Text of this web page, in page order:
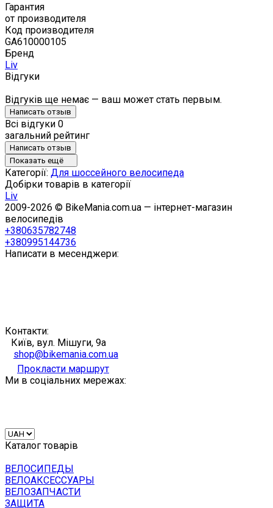
Гарантия
от производителя
Код производителя
GA610000105
Бренд
Liv
Відгуки
Відгуків ще немає — ваш может стать первым.
Написать отзыв
Всі відгуки 0
загальний рейтинг
Написать отзыв
Показать ещё
Категорії: Для шоссейного велосипеда
Добірки товарів в категорії
Liv
2009-2026 © BikeMania.com.ua — інтернет-магазин
велосипедів
+380635782748
+380995144736
Написати в месенджери:
Контакти:
Київ, вул. Мішуги, 9а
shop@bikemania.com.ua
Прокласти маршрут
Ми в соціальних мережах:
Каталог товарів
ВЕЛОСИПЕДЫ
ВЕЛОАКСЕССУАРЫ
ВЕЛОЗАПЧАСТИ
ЗАЩИТА